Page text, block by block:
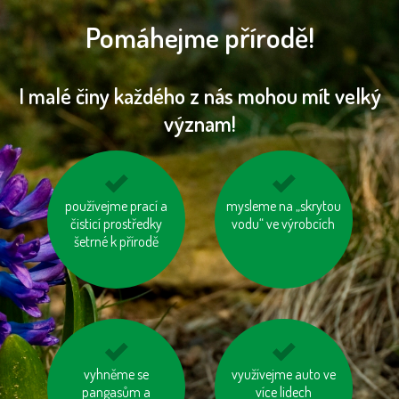
Pomáhejme přírodě!
I malé činy každého z nás mohou mít velký
význam!
používejme prací a
čisticí prostředky
šetrné k přírodě
používejme úsporné
baterie
mysleme na „skrytou
vodu“ ve výrobcích
nesviťme zbytečně
vyhněme se
pangasům a
kupujme výrobky
neobsahující palmový
využívejme auto ve
více lidech
tiskněme na
recyklovaný papír